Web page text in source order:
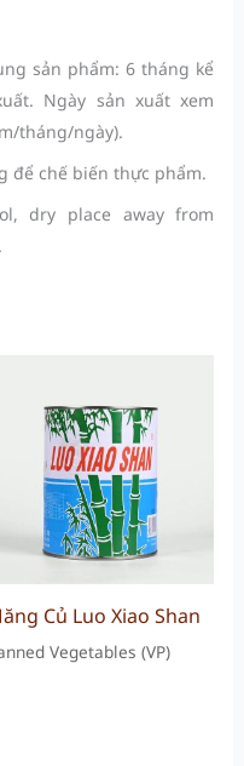
sản phẩm: 6 tháng kể
Ngày sản xuất xem
tháng/ngày).
để chế biến thực phẩm.
dry place away from
Củ Luo Xiao Shan
Vegetables (VP)